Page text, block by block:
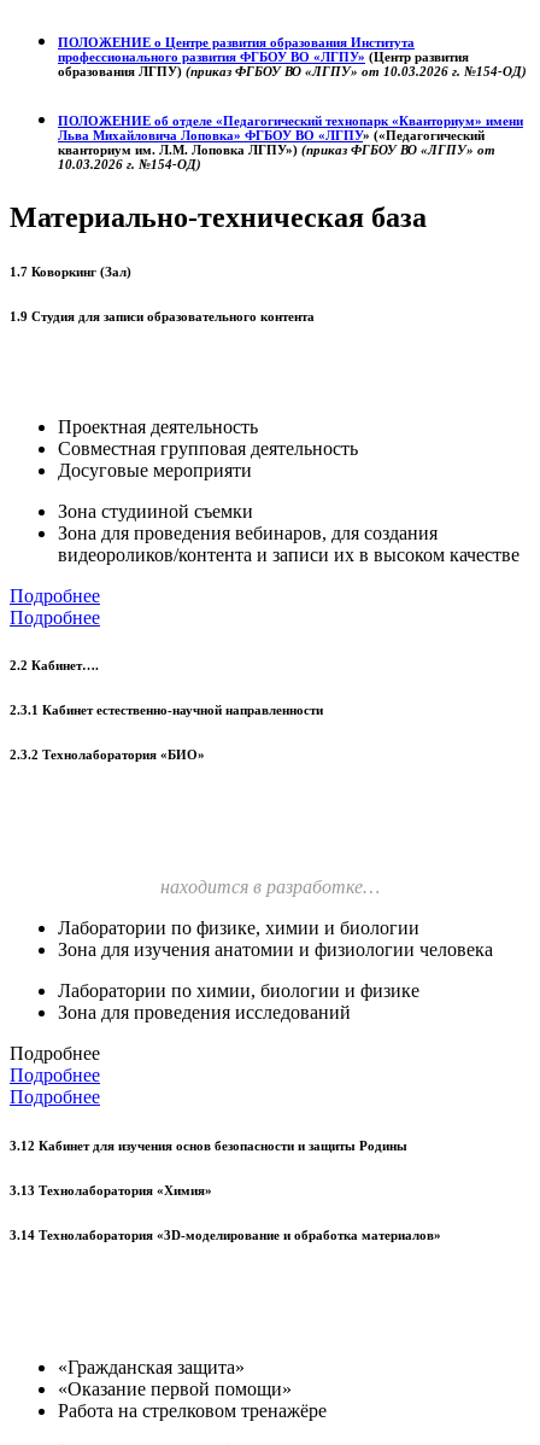
ПОЛОЖЕНИЕ о Центре развития образования Института
профессионального развития ФГБОУ ВО «ЛГПУ» (Центр развития
образования ЛГПУ) (приказ ФГБОУ ВО «ЛГПУ» от 10.03.2026 г. №154-ОД)
ПОЛОЖЕНИЕ об отделе «Педагогический технопарк «Кванториум» имени
Льва Михайловича Лоповка» ФГБОУ ВО «ЛГПУ» («Педагогический
кванториум им. Л.М. Лоповка ЛГПУ») (приказ ФГБОУ ВО «ЛГПУ» от
10.03.2026 г. №154-ОД)
Материально-техническая база
1.7 Коворкинг (Зал)
1.9 Студия для записи образовательного контента
Проектная деятельность
Совместная групповая деятельность
Досуговые мероприяти
Зона студииной съемки
Зона для проведения вебинаров, для создания
видеороликов/контента и записи их в высоком качестве
Подробнее
Подробнее
2.2 Кабинет….
2.3.1 Кабинет естественно-научной направленности
2.3.2 Технолаборатория «БИО»
находится в разработке…
Лаборатории по физике, химии и биологии
Зона для изучения анатомии и физиологии человека
Лаборатории по химии, биологии и физике
Зона для проведения исследований
Подробнее
Подробнее
Подробнее
3.12 Кабинет для изучения основ безопасности и защиты Родины
3.13 Технолаборатория «Химия»
3.14 Технолаборатория «3D-моделирование и обработка материалов»
«Гражданская защита»
«Оказание первой помощи»
Работа на стрелковом тренажёре